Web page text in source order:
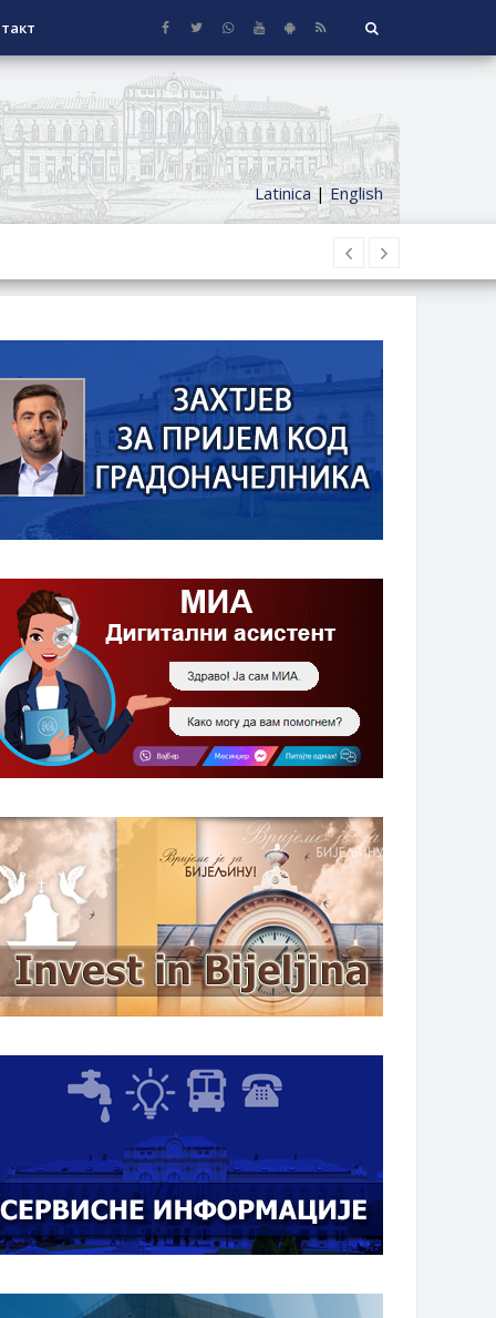
Latinica|English
КУЋЕ СА ОКУЋНИЦОМ НА
БОРАЧКИ ДОДАТАК ЗА